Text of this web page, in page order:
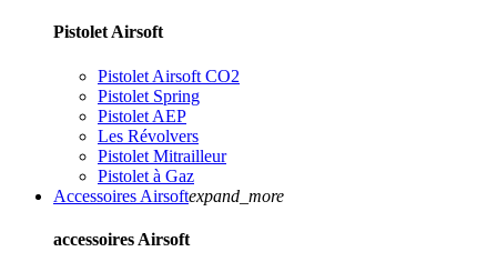
Pistolet Airsoft
Pistolet Airsoft CO2
Pistolet Spring
Pistolet AEP
Les Révolvers
Pistolet Mitrailleur
Pistolet à Gaz
Accessoires Airsoftexpand_more
accessoires Airsoft